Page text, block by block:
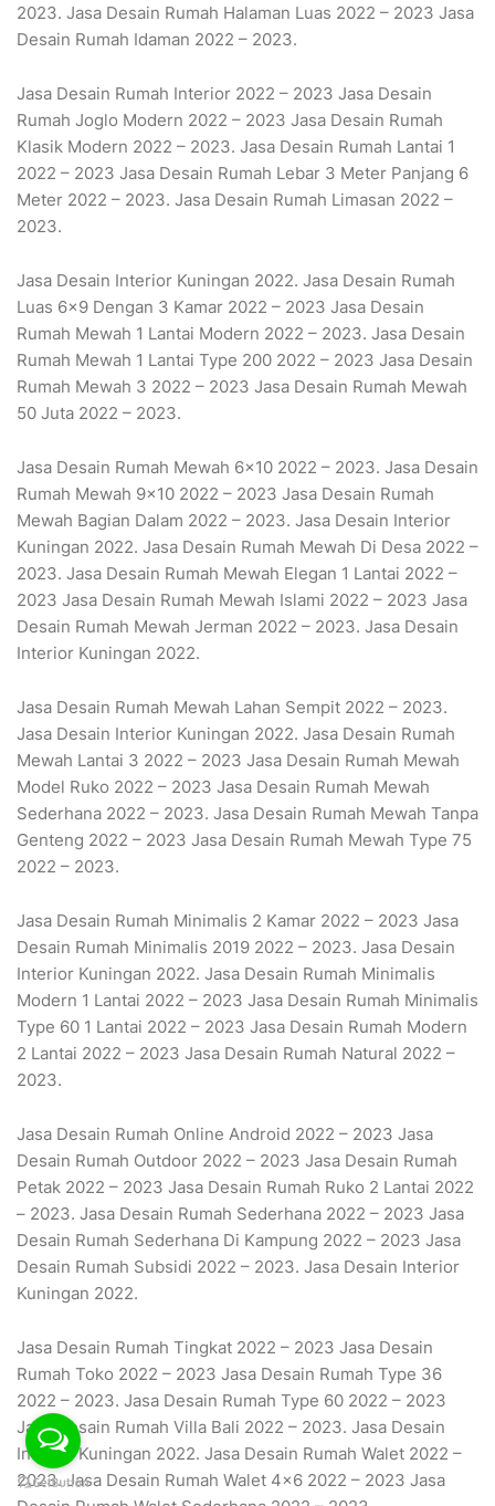
2023. Jasa Desain Rumah Halaman Luas 2022 – 2023 Jasa
Desain Rumah Idaman 2022 – 2023.
Jasa Desain Rumah Interior 2022 – 2023 Jasa Desain
Rumah Joglo Modern 2022 – 2023 Jasa Desain Rumah
Klasik Modern 2022 – 2023. Jasa Desain Rumah Lantai 1
2022 – 2023 Jasa Desain Rumah Lebar 3 Meter Panjang 6
Meter 2022 – 2023. Jasa Desain Rumah Limasan 2022 –
2023.
Jasa Desain Interior Kuningan 2022. Jasa Desain Rumah
Luas 6×9 Dengan 3 Kamar 2022 – 2023 Jasa Desain
Rumah Mewah 1 Lantai Modern 2022 – 2023. Jasa Desain
Rumah Mewah 1 Lantai Type 200 2022 – 2023 Jasa Desain
Rumah Mewah 3 2022 – 2023 Jasa Desain Rumah Mewah
50 Juta 2022 – 2023.
Jasa Desain Rumah Mewah 6×10 2022 – 2023. Jasa Desain
Rumah Mewah 9×10 2022 – 2023 Jasa Desain Rumah
Mewah Bagian Dalam 2022 – 2023. Jasa Desain Interior
Kuningan 2022. Jasa Desain Rumah Mewah Di Desa 2022 –
2023. Jasa Desain Rumah Mewah Elegan 1 Lantai 2022 –
2023 Jasa Desain Rumah Mewah Islami 2022 – 2023 Jasa
Desain Rumah Mewah Jerman 2022 – 2023. Jasa Desain
Interior Kuningan 2022.
Jasa Desain Rumah Mewah Lahan Sempit 2022 – 2023.
Jasa Desain Interior Kuningan 2022. Jasa Desain Rumah
Mewah Lantai 3 2022 – 2023 Jasa Desain Rumah Mewah
Model Ruko 2022 – 2023 Jasa Desain Rumah Mewah
Sederhana 2022 – 2023. Jasa Desain Rumah Mewah Tanpa
Genteng 2022 – 2023 Jasa Desain Rumah Mewah Type 75
2022 – 2023.
Jasa Desain Rumah Minimalis 2 Kamar 2022 – 2023 Jasa
Desain Rumah Minimalis 2019 2022 – 2023. Jasa Desain
Interior Kuningan 2022. Jasa Desain Rumah Minimalis
Modern 1 Lantai 2022 – 2023 Jasa Desain Rumah Minimalis
Type 60 1 Lantai 2022 – 2023 Jasa Desain Rumah Modern
2 Lantai 2022 – 2023 Jasa Desain Rumah Natural 2022 –
2023.
Jasa Desain Rumah Online Android 2022 – 2023 Jasa
Desain Rumah Outdoor 2022 – 2023 Jasa Desain Rumah
Petak 2022 – 2023 Jasa Desain Rumah Ruko 2 Lantai 2022
– 2023. Jasa Desain Rumah Sederhana 2022 – 2023 Jasa
Desain Rumah Sederhana Di Kampung 2022 – 2023 Jasa
Desain Rumah Subsidi 2022 – 2023. Jasa Desain Interior
Kuningan 2022.
Jasa Desain Rumah Tingkat 2022 – 2023 Jasa Desain
Rumah Toko 2022 – 2023 Jasa Desain Rumah Type 36
2022 – 2023. Jasa Desain Rumah Type 60 2022 – 2023
Jasa Desain Rumah Villa Bali 2022 – 2023. Jasa Desain
Interior Kuningan 2022. Jasa Desain Rumah Walet 2022 –
2023. Jasa Desain Rumah Walet 4×6 2022 – 2023 Jasa